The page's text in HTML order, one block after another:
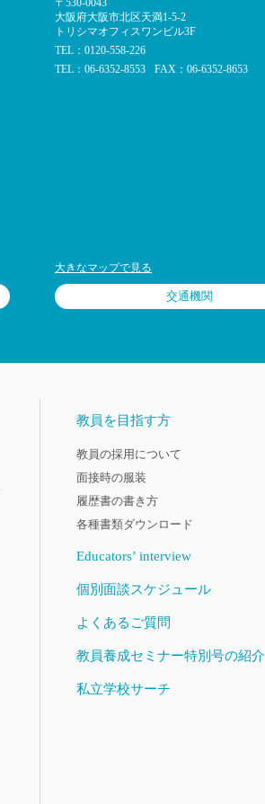
〒530-0043
大阪府大阪市北区天満1-5-2
トリシマオフィスワンビル3F
TEL：0120-558-226
TEL：06-6352-8553
FAX：06-6352-8653
大きなマップで見る
交通機関
教員を目指す方
教員の採用について
面接時の服装
履歴書の書き方
各種書類ダウンロード
Educators’ interview
個別面談スケジュール
よくあるご質問
教員養成セミナー特別号の紹介
私立学校サーチ